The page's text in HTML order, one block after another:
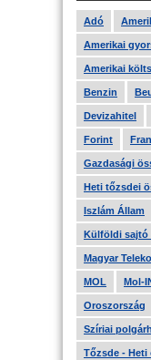
Adó
Amerikai
Amerikai
Benzin
Devizahitel
Forint
Gazdasági
Heti tőzsdei
Iszlám Állam
Külföldi sajtó
Magyar
MOL Mol-
Oroszország
Szíriai
Tőzsde -